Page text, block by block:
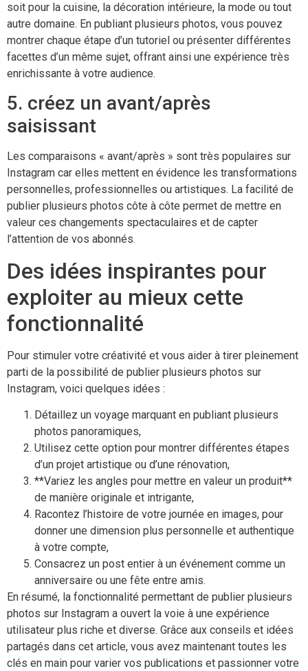
soit pour la cuisine, la décoration intérieure, la mode ou tout
autre domaine. En publiant plusieurs photos, vous pouvez
montrer chaque étape d’un tutoriel ou présenter différentes
facettes d’un même sujet, offrant ainsi une expérience très
enrichissante à votre audience.
5. créez un avant/après
saisissant
Les comparaisons « avant/après » sont très populaires sur
Instagram car elles mettent en évidence les transformations
personnelles, professionnelles ou artistiques. La facilité de
publier plusieurs photos côte à côte permet de mettre en
valeur ces changements spectaculaires et de capter
l’attention de vos abonnés.
Des idées inspirantes pour
exploiter au mieux cette
fonctionnalité
Pour stimuler votre créativité et vous aider à tirer pleinement
parti de la possibilité de publier plusieurs photos sur
Instagram, voici quelques idées :
Détaillez un voyage marquant en publiant plusieurs
photos panoramiques,
Utilisez cette option pour montrer différentes étapes
d’un projet artistique ou d’une rénovation,
**Variez les angles pour mettre en valeur un produit**
de manière originale et intrigante,
Racontez l’histoire de votre journée en images, pour
donner une dimension plus personnelle et authentique
à votre compte,
Consacrez un post entier à un événement comme un
anniversaire ou une fête entre amis.
En résumé, la fonctionnalité permettant de publier plusieurs
photos sur Instagram a ouvert la voie à une expérience
utilisateur plus riche et diverse. Grâce aux conseils et idées
partagés dans cet article, vous avez maintenant toutes les
clés en main pour varier vos publications et passionner votre